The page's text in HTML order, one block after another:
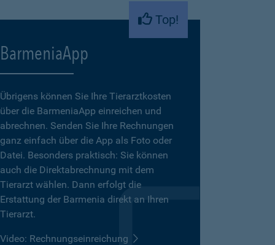
Top!
BarmeniaApp
Übrigens können Sie Ihre Tierarztkosten
über die BarmeniaApp einreichen und
abrechnen. Senden Sie Ihre Rechnungen
ganz einfach über die App als Foto oder
Datei. Besonders praktisch: Sie können
auch die Direktabrechnung mit dem
Tierarzt wählen. Dann erfolgt die
Erstattung der Barmenia direkt an Ihren
Tierarzt.
Video: Rechnungseinreichung